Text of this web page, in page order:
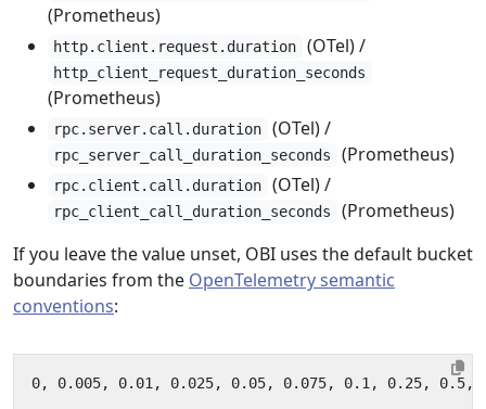
(Prometheus)
http.client.request.duration (OTel) /
http_client_request_duration_seconds
(Prometheus)
rpc.server.call.duration (OTel) /
rpc_server_call_duration_seconds (Prometheus)
rpc.client.call.duration (OTel) /
rpc_client_call_duration_seconds
(Prometheus)
If you leave the value unset, OBI uses the default bucket
boundaries from the OpenTelemetry semantic
conventions: